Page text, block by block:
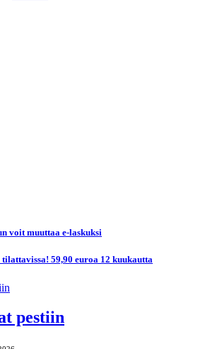
voit muuttaa e-laskuksi
59,90 euroa 12 kuukautta
pestiin